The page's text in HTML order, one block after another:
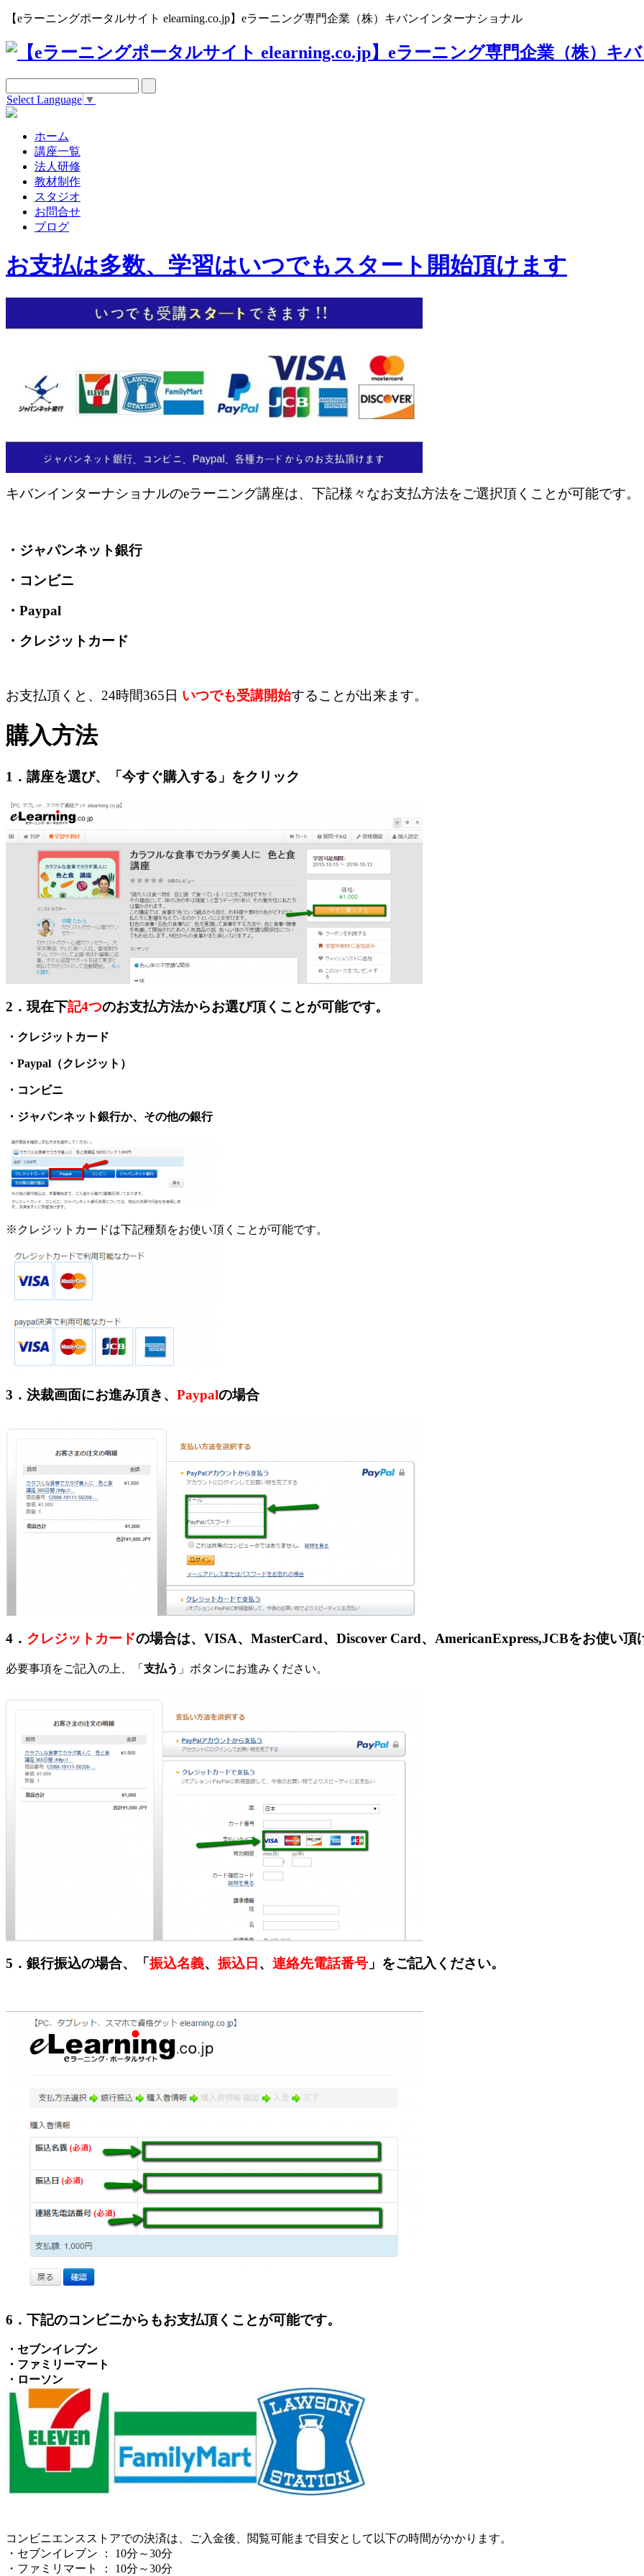
【eラーニングポータルサイト elearning.co.jp】eラーニング専門企業（株）キバンインターナショナル
Select Language ▼
ホーム
講座一覧
法人研修
教材制作
スタジオ
お問合せ
ブログ
お支払は多数、学習はいつでもスタート開始頂けます
キバンインターナショナルのeラーニング講座は、下記様々なお支払方法をご選択頂くことが可能です。
・ジャパンネット銀行
・コンビニ
・Paypal
・クレジットカード
お支払頂くと、24時間365日 いつでも受講開始することが出来ます。
購入方法
1．講座を選び、「今すぐ購入する 」をクリック
2．現在下記4つのお支払方法からお選び頂くことが可能です。
・クレジットカード
・Paypal（クレジット）
・コンビニ
・ジャパンネット銀行か、 その他の銀行
※クレジットカードは下記種類をお使い頂くことが可能です。
3．決裁画面にお進み頂き、 Paypalの場合
4． クレジットカードの場合は、VISA、MasterCard、Discover Card、AmericanExpress,JCBをお使い頂
必要事項をご記入の上、「 支払う 」ボタンにお進みください。
5．銀行振込の場合、「 振込名義、 振込日 、 連絡先電話番号 」をご記入ください。
6．下記のコンビニからもお支払頂くことが可能です。
・セブンイレブン
・ファミリーマート
・ローソン
コンビニエンスストアでの決済は、ご入金後、閲覧可能まで目安として以下の時間がかかります。
・セブンイレブン ： 10分～30分
・ファミリマート ： 10分～30分